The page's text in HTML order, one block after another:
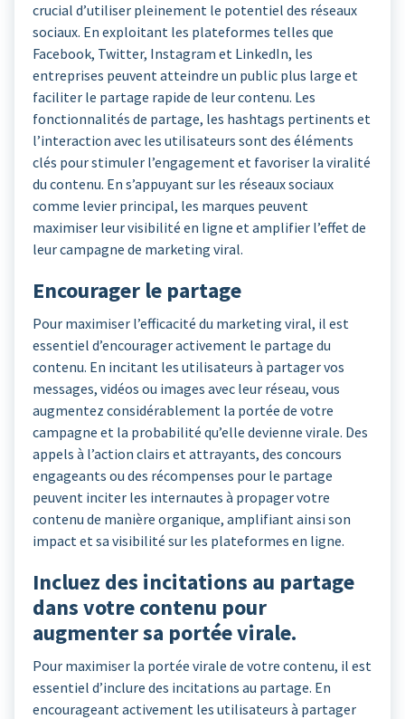
crucial d’utiliser pleinement le potentiel des réseaux
sociaux. En exploitant les plateformes telles que
Facebook, Twitter, Instagram et LinkedIn, les
entreprises peuvent atteindre un public plus large et
faciliter le partage rapide de leur contenu. Les
fonctionnalités de partage, les hashtags pertinents et
l’interaction avec les utilisateurs sont des éléments
clés pour stimuler l’engagement et favoriser la viralité
du contenu. En s’appuyant sur les réseaux sociaux
comme levier principal, les marques peuvent
maximiser leur visibilité en ligne et amplifier l’effet de
leur campagne de marketing viral.
Encourager le partage
Pour maximiser l’efficacité du marketing viral, il est
essentiel d’encourager activement le partage du
contenu. En incitant les utilisateurs à partager vos
messages, vidéos ou images avec leur réseau, vous
augmentez considérablement la portée de votre
campagne et la probabilité qu’elle devienne virale. Des
appels à l’action clairs et attrayants, des concours
engageants ou des récompenses pour le partage
peuvent inciter les internautes à propager votre
contenu de manière organique, amplifiant ainsi son
impact et sa visibilité sur les plateformes en ligne.
Incluez des incitations au partage
dans votre contenu pour
augmenter sa portée virale.
Pour maximiser la portée virale de votre contenu, il est
essentiel d’inclure des incitations au partage. En
encourageant activement les utilisateurs à partager